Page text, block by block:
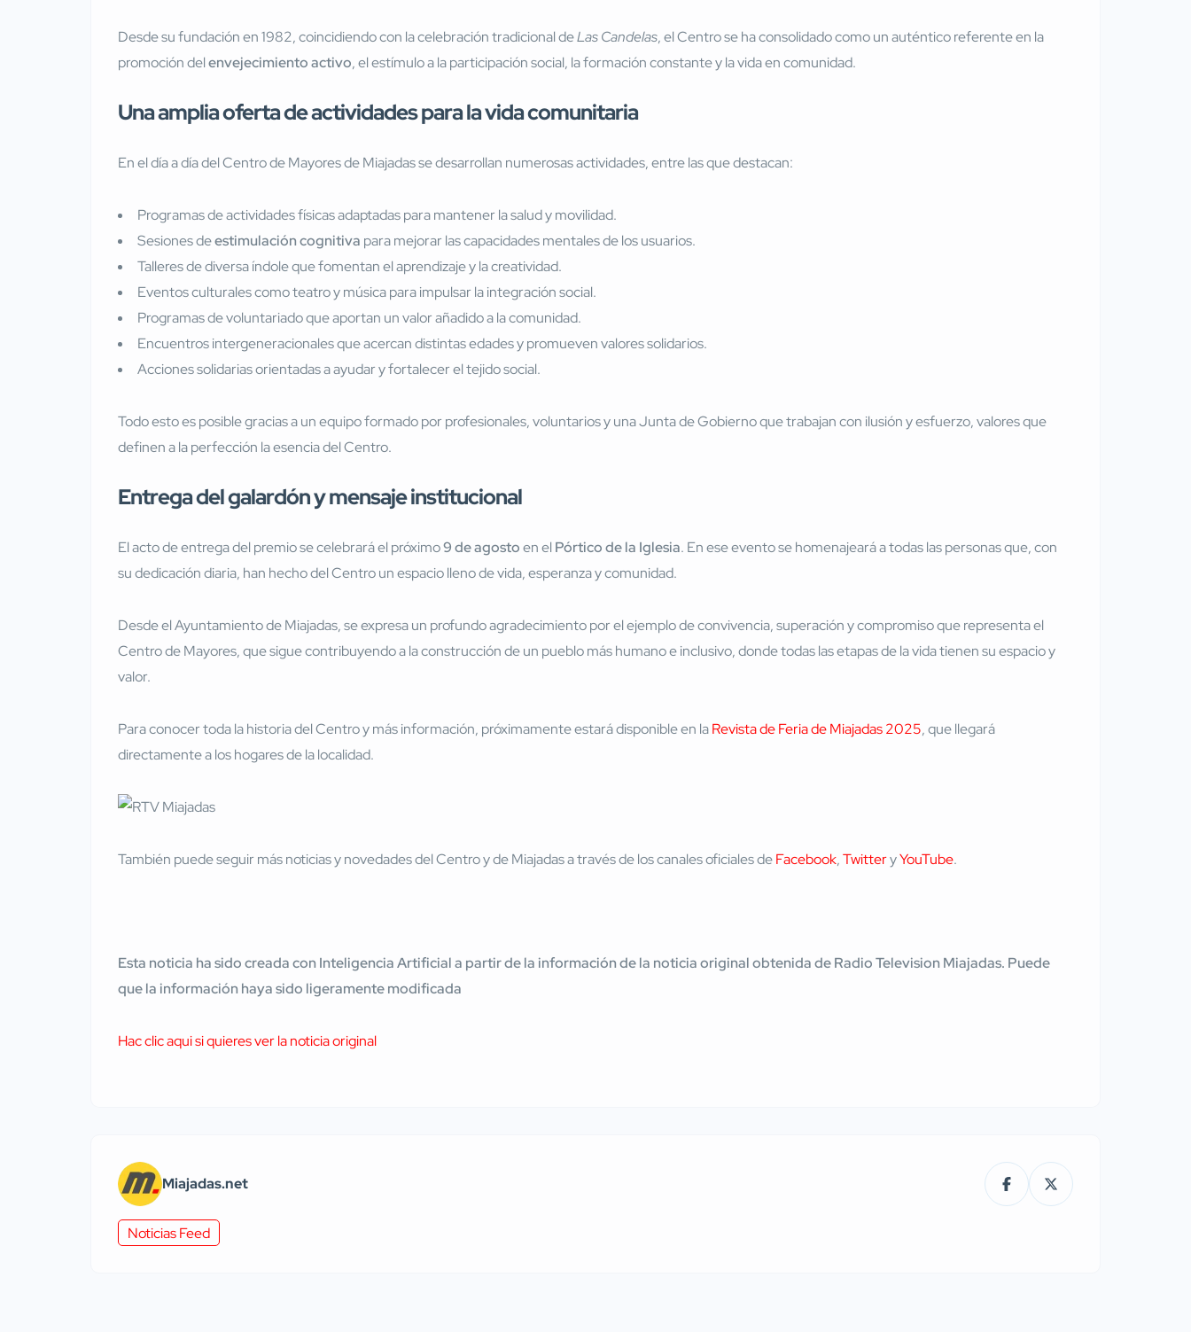
Desde su fundación en 1982, coincidiendo con la celebración tradicional deLas Candelas, el Centro se ha consolidado como un auténtico referente en la
promoción delenvejecimiento activo, el estímulo a la participación social, la formación constante y la vida en comunidad.
Una amplia oferta de actividades para la vida comunitaria
En el día a día del Centro de Mayores de Miajadas se desarrollan numerosas actividades, entre las que destacan:
Programas de actividades físicas adaptadas para mantener la salud y movilidad.
Sesiones deestimulación cognitiva para mejorar las capacidades mentales de los usuarios.
Talleres de diversa índole que fomentan el aprendizaje y la creatividad.
Eventos culturales como teatro y música para impulsar la integración social.
Programas de voluntariado que aportan un valor añadido a la comunidad.
Encuentros intergeneracionales que acercan distintas edades y promueven valores solidarios.
Acciones solidarias orientadas a ayudar y fortalecer el tejido social.
Todo esto es posible gracias a un equipo formado por profesionales, voluntarios y una Junta de Gobierno que trabajan con ilusión y esfuerzo, valores que
definen a la perfección la esencia del Centro.
Entrega del galardón y mensaje institucional
El acto de entrega del premio se celebrará el próximo9 de agostoen elPórtico de la Iglesia. En ese evento se homenajeará a todas las personas que, con
su dedicación diaria, han hecho del Centro un espacio lleno de vida, esperanza y comunidad.
Desde el Ayuntamiento de Miajadas, se expresa un profundo agradecimiento por el ejemplo de convivencia, superación y compromiso que representa el
Centro de Mayores, que sigue contribuyendo a la construcción de un pueblo más humano e inclusivo, donde todas las etapas de la vida tienen su espacio y
valor.
Para conocer toda la historia del Centro y más información, próximamente estará disponible en laRevista de Feria de Miajadas 2025, que llegará
directamente a los hogares de la localidad.
También puede seguir más noticias y novedades del Centro y de Miajadas a través de los canales oficiales deFacebook,TwitteryYouTube.
Esta noticia ha sido creada con Inteligencia Artificial a partir de la información de la noticia original obtenida de Radio Television Miajadas. Puede
que la información haya sido ligeramente modificada
Hac clic aqui si quieres ver la noticia original
Miajadas.net
Noticias Feed